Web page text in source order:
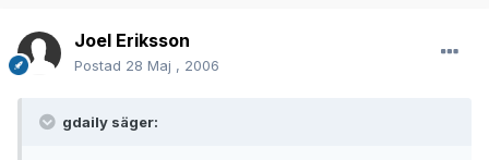
Joel Eriksson
Postad 28 Maj , 2006
gdaily säger: